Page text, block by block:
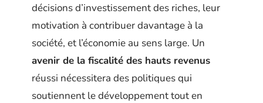
décisions d’investissement des riches, leur
motivation à contribuer davantage à la
société, et l’économie au sens large. Un
avenir de la fiscalité des hauts revenus
réussi nécessitera des politiques qui
soutiennent le développement tout en